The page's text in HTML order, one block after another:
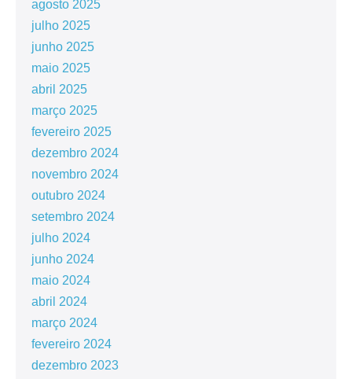
agosto 2025
julho 2025
junho 2025
maio 2025
abril 2025
março 2025
fevereiro 2025
dezembro 2024
novembro 2024
outubro 2024
setembro 2024
julho 2024
junho 2024
maio 2024
abril 2024
março 2024
fevereiro 2024
dezembro 2023